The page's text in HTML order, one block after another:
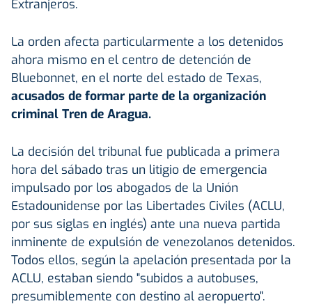
Extranjeros.
La orden afecta particularmente a los detenidos
ahora mismo en el centro de detención de
Bluebonnet, en el norte del estado de Texas,
acusados de formar parte de la organización
criminal Tren de Aragua.
La decisión del tribunal fue publicada a primera
hora del sábado tras un litigio de emergencia
impulsado por los abogados de la Unión
Estadounidense por las Libertades Civiles (ACLU,
por sus siglas en inglés) ante una nueva partida
inminente de expulsión de venezolanos detenidos.
Todos ellos, según la apelación presentada por la
ACLU, estaban siendo "subidos a autobuses,
presumiblemente con destino al aeropuerto".